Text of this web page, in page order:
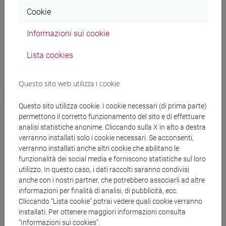
importanza, la proficua collaborazione con un
rinnovato ed energico ESU ha portato ad un
riserva per gli studenti cafoscarini.
Sviluppare sinergie con Azienda Regionale per il
finalizzate a sfruttare al meglio le opportunità
previste dal PNRR
È stata sottoscritta la convenzione per la gestione
della residenza studentesca del Campus Scientifico
a Mestre (via Torino): ESU gestisce lo studentato
dell’Ateneo a partire dall’autunno 2023. La presenza
del Prorettore Cattaruzza come membro del CdA di
ESU favorisce lo sviluppo delle sinergie con l’ente. È
in corso di erogazione un Master Universitario sul
Cookie
Informazioni sui cookie
Lista cookies
Questo sito web utilizza i cookie
Questo sito utilizza cookie. I cookie necessari (di prima parte)
permettono il corretto funzionamento del sito e di effettuare
analisi statistiche anonime. Cliccando sulla X in alto a destra
verranno installati solo i cookie necessari. Se acconsenti,
verranno installati anche altri cookie che abilitano le
funzionalità dei social media e forniscono statistiche sul loro
utilizzo. In questo caso, i dati raccolti saranno condivisi
anche con i nostri partner, che potrebbero associarli ad altre
informazioni per finalità di analisi, di pubblicità, ecc.
Cliccando “Lista cookie” potrai vedere quali cookie verranno
installati. Per ottenere maggiori informazioni consulta
“Informazioni sui cookies”.